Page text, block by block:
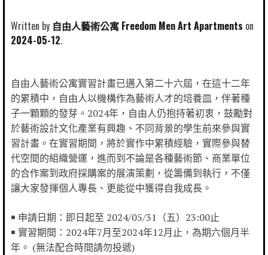
Written by 自由人藝術公寓 Freedom Men Art Apartments
2024-05-12
自由人藝術公寓實習計畫已邁入第二十六屆，在這十二年
的累積中，自由人以機構作為藝術人才的培養皿，伴著種
子一顆顆的發芽。2024年，自由人仍抱持著初衷，鼓勵對
於藝術設計文化產業有興趣、不同背景的學生前來參與實
習計畫。在實習期間，將於實作中累積經驗，實際參與替
代空間的組織營運，進而到不論是各種藝術節、商業單位
的合作案到政府採購案的展演策劃，從籌備到執行，不僅
讓大家發揮個人專長、更能從中獲得自我成長。
￭ 申請日期：即日起至 2024/05/31（五）23:00止
￭ 實習期間：2024年7月至2024年12月止，為期六個月半
年。 (無法配合時間請勿投遞)